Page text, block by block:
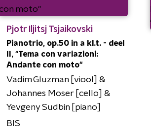
Pjotr Iljitsj Tsjaikovski
Pianotrio, op.50 in a kl.t. - deel
II, "Tema con variazioni:
Andante con moto"
Vadim Gluzman [viool] &
Johannes Moser [cello] &
Yevgeny Sudbin [piano]
BIS